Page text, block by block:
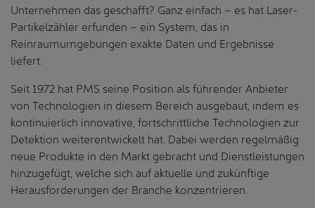
Unternehmen das geschafft? Ganz einfach – es hat Laser-
Partikelzähler erfunden – ein System, das in
Reinraumumgebungen exakte Daten und Ergebnisse
liefert.
Seit 1972 hat PMS seine Position als führender Anbieter
von Technologien in diesem Bereich ausgebaut, indem es
kontinuierlich innovative, fortschrittliche Technologien zur
Detektion weiterentwickelt hat. Dabei werden regelmäßig
neue Produkte in den Markt gebracht und Dienstleistungen
hinzugefügt, welche sich auf aktuelle und zukünftige
Herausforderungen der Branche konzentrieren.